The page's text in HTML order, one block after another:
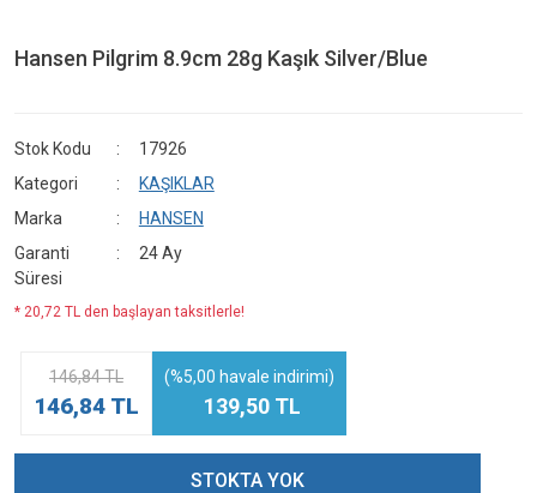
Hansen Pilgrim 8.9cm 28g Kaşık Silver/Blue
Stok Kodu
17926
Kategori
KAŞIKLAR
Marka
HANSEN
Garanti
Süresi
24 Ay
* 20,72 TL den başlayan taksitlerle!
146,84 TL
146,84 TL
(%5,00 havale indirimi)
139,50 TL
STOKTA YOK